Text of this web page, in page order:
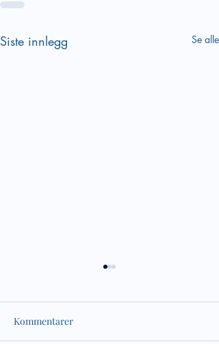
Siste innlegg Se alle
Kommentarer